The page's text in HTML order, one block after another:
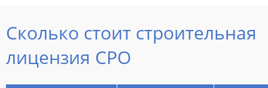
Сколько стоит строительная
лицензия СРО